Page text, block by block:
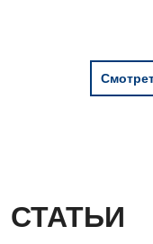
Для детей
Детская гинекология
СТАТЬИ